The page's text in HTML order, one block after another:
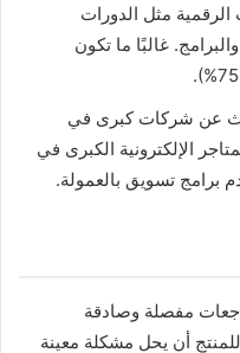
الرقمية مثل الدورات
والبرامج. غالبًا ما تكون
عن شركات كبرى في
الإلكترونية الكبرى في
برامج تسويق بالعمولة.
مفصلة وصادقة
أن يحل مشكلة معينة